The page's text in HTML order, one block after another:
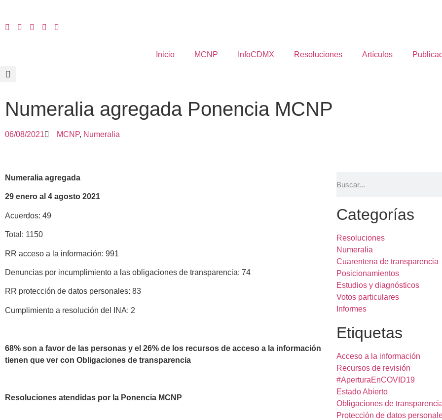
Inicio MCNP InfoCDMX Resoluciones Artículos
Numeralia agregada Ponencia MCNP
06/08/2021 MCNP, Numeralia
Numeralia agregada
29 enero al 4 agosto 2021
Acuerdos: 49
Total: 1150
RR acceso a la información: 991
Denuncias por incumplimiento a las obligaciones de transparencia: 74
RR protección de datos personales: 83
Cumplimiento a resolución del INA: 2
68% son a favor de las personas y el 26% de los recursos de acceso a la información
tienen que ver con Obligaciones de transparencia
Resoluciones atendidas por la Ponencia MCNP
Categorías
Resoluciones
Numeralia
Cuarentena de transparencia
Posicionamientos
Estudios y diagnósticos
Votos particulares
Informes
Etiquetas
Acceso a la información
Recursos de revisión
#AperturaEnCOVID19
Estado Abierto
Obligaciones de
Protección de datos